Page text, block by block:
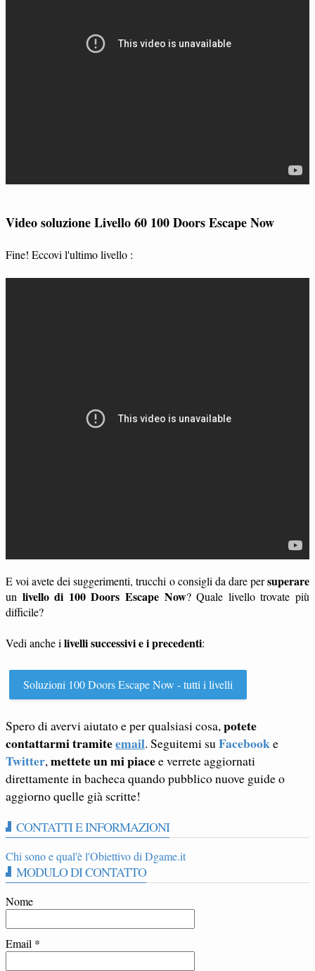
Video soluzione Livello 60 100 Doors Escape Now
Fine! Eccovi l'ultimo livello :
E voi avete dei suggerimenti, trucchi o consigli da dare persuperare
un livello di 100 Doors Escape Now? Quale livello trovate più
difficile?
Vedi anche i livelli successivi e i precedenti:
Soluzioni 100 Doors Escape Now - tutti i livelli
Spero di avervi aiutato e per qualsiasi cosa,potete
contattarmi tramiteemail. Seguitemi suFacebooke
Twitter,mettete un mi piacee verrete aggiornati
direttamente in bacheca quando pubblico nuove guide o
aggiorno quelle già scritte!
CONTATTI E INFORMAZIONI
Chi sono e qual'è l'Obiettivo di Dgame.it
MODULO DI CONTATTO
Nome
Email *